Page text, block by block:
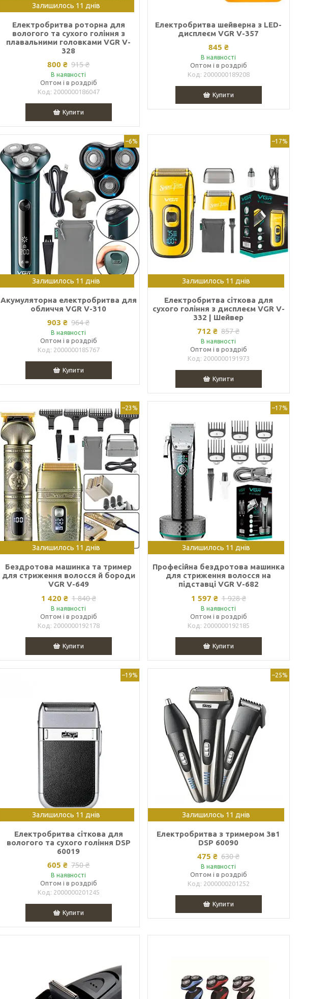
Залишилось 11 днів
Електробритва роторна для
вологого та сухого гоління з
плавальними головками VGR V-
328
800 ₴ 915 ₴
В наявності
Оптом і в роздріб
2000000186047
Купити
Електробритва шейверна з LED-
дисплеєм VGR V-357
845 ₴
В наявності
Оптом і в роздріб
2000000189208
Купити
–6%
Залишилось 11 днів
Акумуляторна електробритва для
обличчя VGR V-310
903 ₴ 964 ₴
В наявності
Оптом і в роздріб
2000000185767
Купити
–17%
Залишилось 11 днів
Електробритва сіткова для
сухого гоління з дисплеєм VGR V-
332 | Шейвер
712 ₴ 857 ₴
В наявності
Оптом і в роздріб
2000000191973
Купити
–23%
Залишилось 11 днів
Бездротова машинка та тример
для стриження волосся й бороди
VGR V-649
1 420 ₴ 1 840 ₴
В наявності
Оптом і в роздріб
2000000192178
Купити
–17%
Залишилось 11 днів
Професійна бездротова машинка
для стриження волосся на
підставці VGR V-682
1 597 ₴ 1 928 ₴
В наявності
Оптом і в роздріб
2000000192185
Купити
–19%
Залишилось 11 днів
Електробритва сіткова для
вологого та сухого гоління DSP
60019
605 ₴ 750 ₴
В наявності
Оптом і в роздріб
2000000201245
Купити
–25%
Залишилось 11 днів
Електробритва з тримером 3в1
DSP 60090
475 ₴ 630 ₴
В наявності
Оптом і в роздріб
2000000201252
Купити